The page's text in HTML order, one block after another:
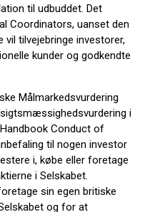
til udbuddet. Det
Coordinators, uanset den
vil tilvejebringe investorer,
kunder og godkendte
Målmarkedsvurdering
i
Conduct of
til nogen investor
i, købe eller foretage
i Selskabet.
sin egen britiske
og for at